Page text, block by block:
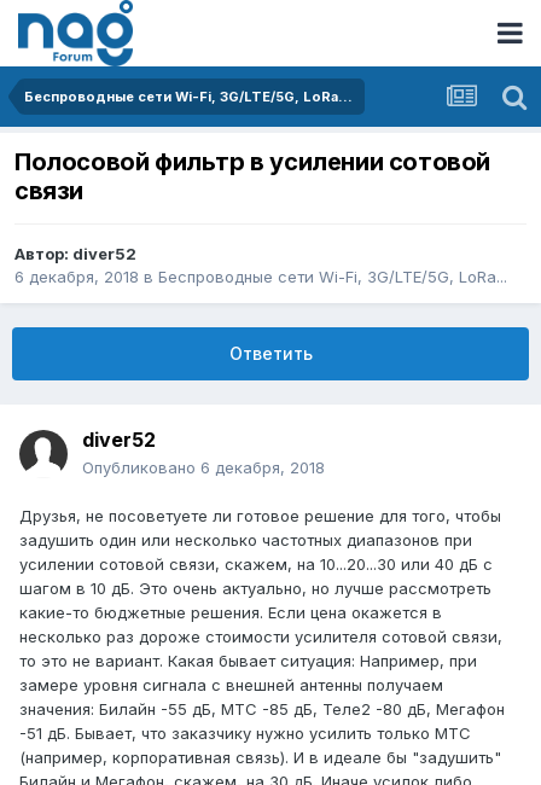
Беспроводные сети Wi-Fi, 3G/LTE/5G, LoRa...
Полосовой фильтр в усилении сотовой
связи
Автор: diver52
6 декабря, 2018 в Беспроводные сети Wi-Fi, 3G/LTE/5G, LoRa...
Ответить
diver52
Опубликовано 6 декабря, 2018
Друзья, не посоветуете ли готовое решение для того, чтобы
задушить один или несколько частотных диапазонов при
усилении сотовой связи, скажем, на 10...20...30 или 40 дБ с
шагом в 10 дБ. Это очень актуально, но лучше рассмотреть
какие-то бюджетные решения. Если цена окажется в
несколько раз дороже стоимости усилителя сотовой связи,
то это не вариант. Какая бывает ситуация: Например, при
замере уровня сигнала с внешней антенны получаем
значения: Билайн -55 дБ, МТС -85 дБ, Теле2 -80 дБ, Мегафон
-51 дБ. Бывает, что заказчику нужно усилить только МТС
(например, корпоративная связь). И в идеале бы "задушить"